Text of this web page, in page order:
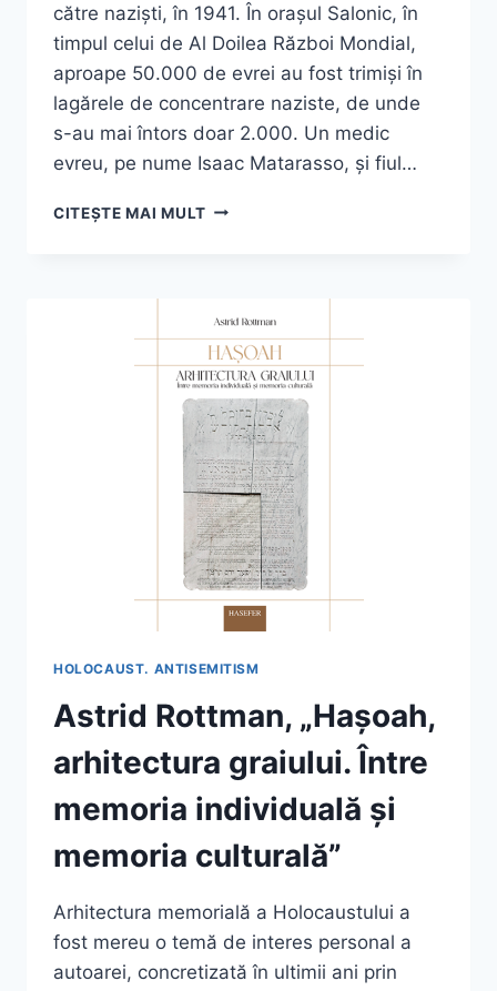
către naziști, în 1941. În orașul Salonic, în
timpul celui de Al Doilea Război Mondial,
aproape 50.000 de evrei au fost trimiși în
lagărele de concentrare naziste, de unde
s-au mai întors doar 2.000. Un medic
evreu, pe nume Isaac Matarasso, și fiul…
CITEȘTE MAI MULTISAAC
CĂDEREA
NOPȚII.
ÎN
AMINTIREA
EVREILOR
DIN
SALONIC:
1941-
1944”
HOLOCAUST. ANTISEMITISM
Astrid Rottman, „Hașoah,
arhitectura graiului. Între
memoria individuală și
memoria culturală”
Arhitectura memorială a Holocaustului a
fost mereu o temă de interes personal a
autoarei, concretizată în ultimii ani prin